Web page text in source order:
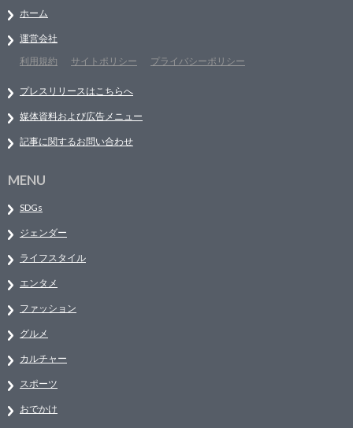
ホーム
運営会社
利用規約
サイトポリシー プライバシーポリシー
プレスリリースはこちらへ
媒体資料および広告メニュー
記事に関するお問い合わせ
MENU
SDGs
ジェンダー
ライフスタイル
エンタメ
ファッション
グルメ
カルチャー
スポーツ
おでかけ